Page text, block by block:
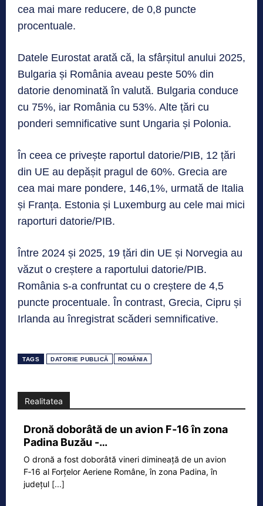
cea mai mare reducere, de 0,8 puncte
procentuale.
Datele Eurostat arată că, la sfârșitul anului 2025,
Bulgaria și România aveau peste 50% din
datorie denominată în valută. Bulgaria conduce
cu 75%, iar România cu 53%. Alte țări cu
ponderi semnificative sunt Ungaria și Polonia.
În ceea ce privește raportul datorie/PIB, 12 țări
din UE au depășit pragul de 60%. Grecia are
cea mai mare pondere, 146,1%, urmată de Italia
și Franța. Estonia și Luxemburg au cele mai mici
raporturi datorie/PIB.
Între 2024 și 2025, 19 țări din UE și Norvegia au
văzut o creștere a raportului datorie/PIB.
România s-a confruntat cu o creștere de 4,5
puncte procentuale. În contrast, Grecia, Cipru și
Irlanda au înregistrat scăderi semnificative.
TAGS DATORIE PUBLICĂ ROMÂNIA
Realitatea
Dronă doborâtă de un avion F‑16 în zona
Padina Buzău -…
O dronă a fost doborâtă vineri dimineață de un avion
F‑16 al Forțelor Aeriene Române, în zona Padina, în
județul [...]